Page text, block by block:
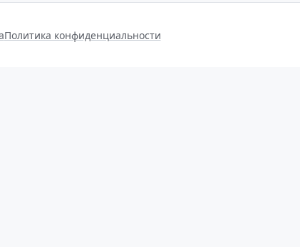
Политика конфиденциальности